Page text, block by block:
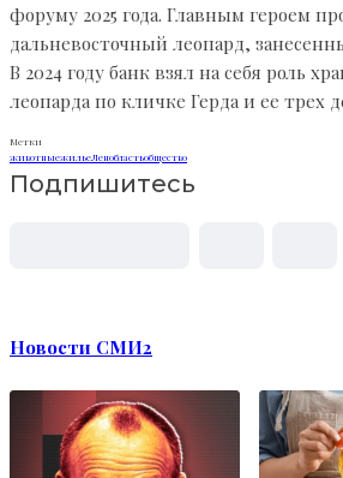
форуму 2025 года. Главным героем
дальневосточный леопард,
В 2024 году банк взял на себя роль
леопарда по кличке Герда и ее трех
Метки
животныежильеЛенобластьобщество
Подпишитесь
Новости СМИ2